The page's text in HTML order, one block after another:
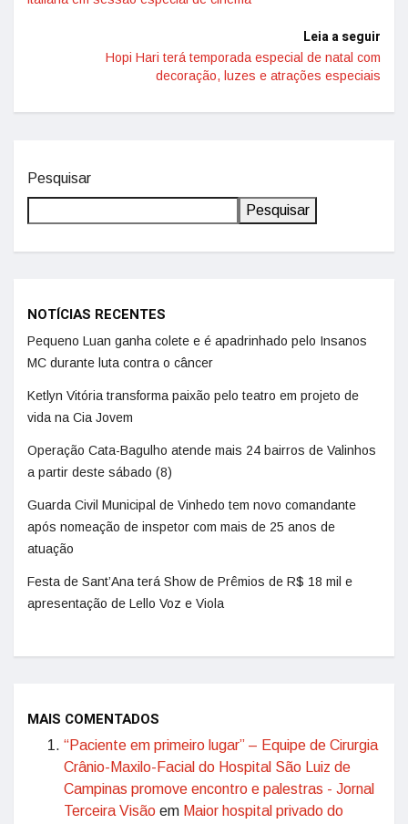
Leia a seguir
Hopi Hari terá temporada especial de natal com
decoração, luzes e atrações especiais
Pesquisar
Pesquisar
NOTÍCIAS RECENTES
Pequeno Luan ganha colete e é apadrinhado pelo Insanos
MC durante luta contra o câncer
Ketlyn Vitória transforma paixão pelo teatro em projeto de
vida na Cia Jovem
Operação Cata-Bagulho atende mais 24 bairros de Valinhos
a partir deste sábado (8)
Guarda Civil Municipal de Vinhedo tem novo comandante
após nomeação de inspetor com mais de 25 anos de
atuação
Festa de Sant’Ana terá Show de Prêmios de R$ 18 mil e
apresentação de Lello Voz e Viola
MAIS COMENTADOS
“Paciente em primeiro lugar” – Equipe de Cirurgia
Crânio-Maxilo-Facial do Hospital São Luiz de
Campinas promove encontro e palestras - Jornal
Terceira Visão em Maior hospital privado do